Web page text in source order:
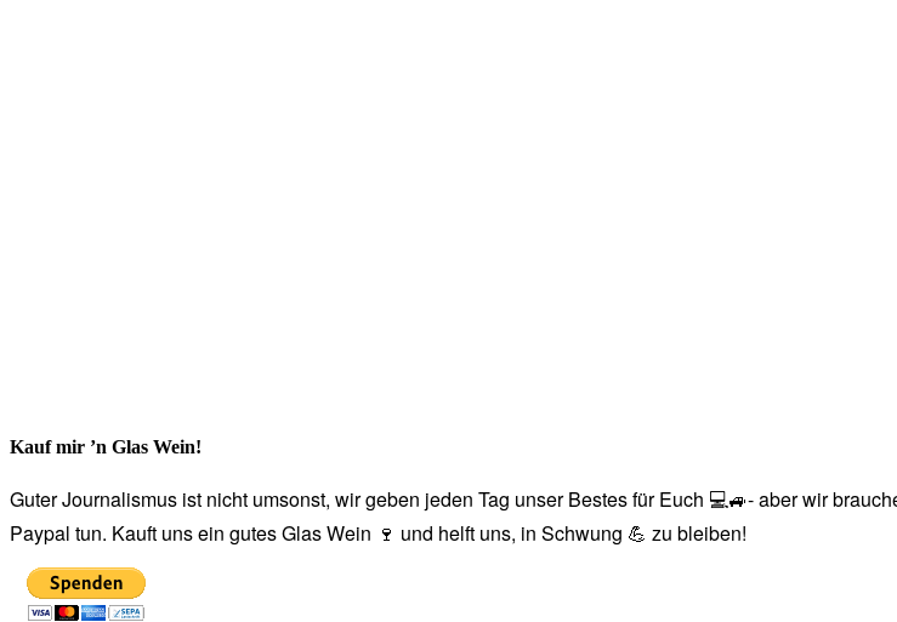
Kauf mir ’n Glas Wein!
Guter Journalismus ist nicht umsonst, wir geben jeden Tag unser Bestes für Euch 💻🚙- aber wir
Paypal tun. Kauft uns ein gutes Glas Wein 🍷 und helft uns, in Schwung 💪 zu bleiben!